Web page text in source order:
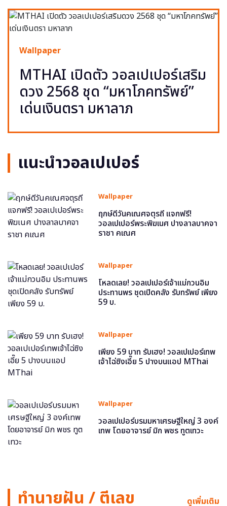
Wallpaper
MTHAI เปิดตัว วอลเปเปอร์เสริม
ดวง 2568 ชุด “มหาโภคทรัพย์”
เด่นเงินตรา มหาลาภ
แนะนำวอลเปเปอร์
Wallpaper
ฤกษ์ดีวันคเณศจตุรถี แจกฟรี!
วอลเปเปอร์พระพิฆเนศ ปางลาลบาคจา
ราชา คเณศ
Wallpaper
โหลดเลย! วอลเปเปอร์เจ้าแม่กวนอิม
ประทานพร ชุดเปิดคลัง รับทรัพย์ เพียง
59 บ.
Wallpaper
เพียง 59 บาท รับเฮง! วอลเปเปอร์เทพ
เจ้าไฉ่ซิงเอี๊ย 5 ปางบนแอป MThai
Wallpaper
วอลเปเปอร์บรมมหาเศรษฐีใหญ่ 3 องค์
เทพ โดยอาจารย์ มิก พชร ทูตเทวะ
ทำนายฝัน / ตีเลข ดูเพิ่มเติม